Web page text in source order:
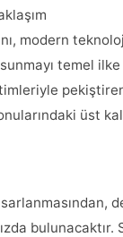
modern
temel
üst